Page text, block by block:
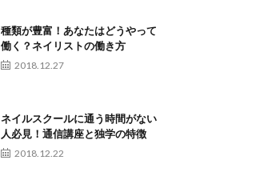
種類が豊富！あなたはどうやって
働く？ネイリストの働き方
2018.12.27
ネイルスクールに通う時間がない
人必見！通信講座と独学の特徴
2018.12.22